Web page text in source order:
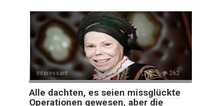
Interessant 0 262
Alle dachten, es seien missglückte
Operationen gewesen, aber die